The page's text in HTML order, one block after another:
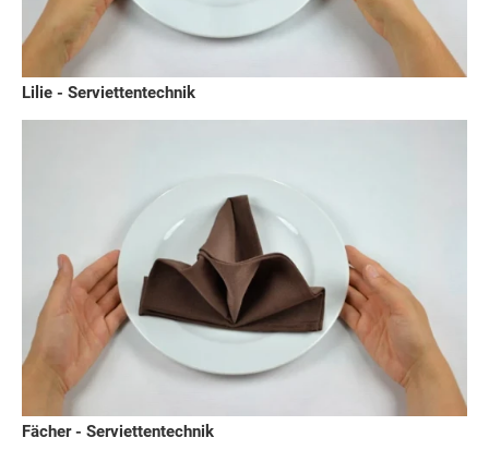
Lilie - Serviettentechnik
Fächer - Serviettentechnik